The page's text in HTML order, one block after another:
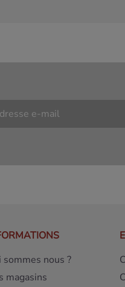
sommes nous ?
magasins